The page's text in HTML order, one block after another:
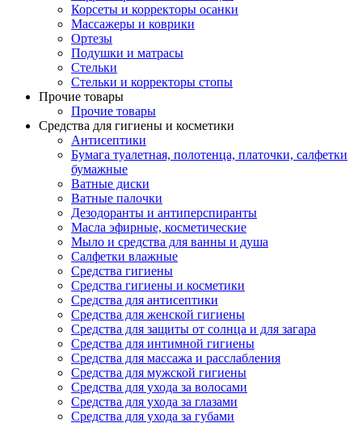
Корсеты и корректоры осанки
Массажеры и коврики
Ортезы
Подушки и матрасы
Стельки
Стельки и корректоры стопы
Прочие товары
Прочие товары
Средства для гигиены и косметики
Антисептики
Бумага туалетная, полотенца, платочки, салфетки
бумажные
Ватные диски
Ватные палочки
Дезодоранты и антиперспиранты
Масла эфирные, косметические
Мыло и средства для ванны и душа
Салфетки влажные
Средства гигиены
Средства гигиены и косметики
Средства для антисептики
Средства для женской гигиены
Средства для защиты от солнца и для загара
Средства для интимной гигиены
Средства для массажа и расслабления
Средства для мужской гигиены
Средства для ухода за волосами
Средства для ухода за глазами
Средства для ухода за губами